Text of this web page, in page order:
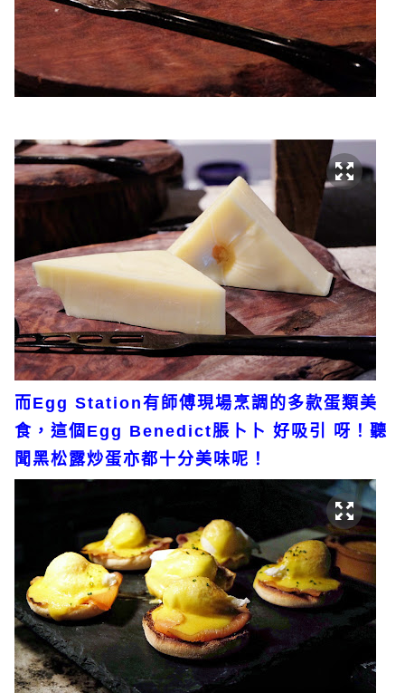
而Egg Station有師傅現場烹調的多款蛋類美
食，這個Egg Benedict脹卜卜 好吸引 呀！聽
聞黑松露炒蛋亦都十分美味呢！